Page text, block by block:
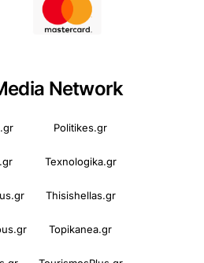
Network
Politikes.gr
Texnologika.gr
Thisishellas.gr
Topikanea.gr